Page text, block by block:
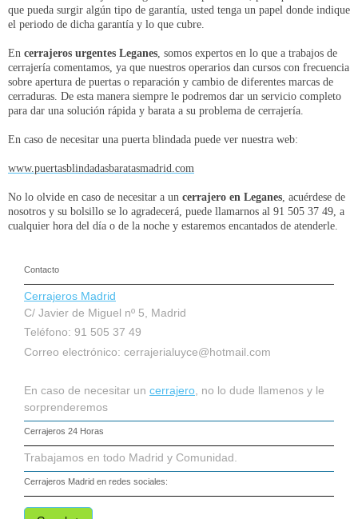
que pueda surgir algún tipo de garantía, usted tenga un papel donde indique
el periodo de dicha garantía y lo que cubre.
En cerrajeros urgentes Leganes, somos expertos en lo que a trabajos de
cerrajería comentamos, ya que nuestros operarios dan cursos con frecuencia
sobre apertura de puertas o reparación y cambio de diferentes marcas de
cerraduras. De esta manera siempre le podremos dar un servicio completo
para dar una solución rápida y barata a su problema de cerrajería.
En caso de necesitar una puerta blindada puede ver nuestra web:
www.puertasblindadasbaratasmadrid.com
No lo olvide en caso de necesitar a un cerrajero en Leganes, acuérdese de
nosotros y su bolsillo se lo agradecerá, puede llamarnos al 91 505 37 49, a
cualquier hora del día o de la noche y estaremos encantados de atenderle.
Contacto
Cerrajeros Madrid
C/ Javier de Miguel nº 5, Madrid
Teléfono: 91 505 37 49
Correo electrónico: cerrajerialuyce@hotmail.com
En caso de necesitar un cerrajero, no lo dude llamenos y le
sorprenderemos
Cerrajeros 24 Horas
Trabajamos en todo Madrid y Comunidad.
Cerrajeros Madrid en redes sociales: